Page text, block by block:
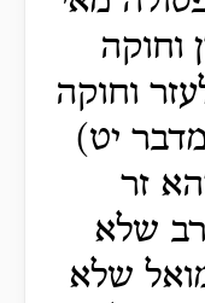
וחוקה
וחוקה
יט)
זר
שלא
שלא